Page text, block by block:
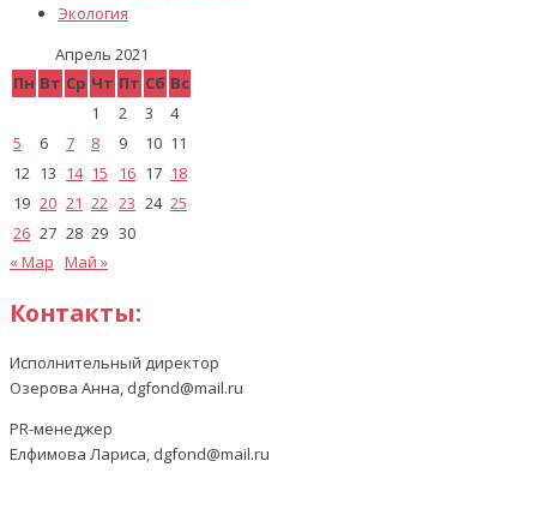
Экология
Апрель 2021
Пн Вт Ср Чт Пт Сб Вс
1
2 3
4
5
6 7 8 9 10 11
12 13 14 15 16 17 18
19 20 21 22 23 24 25
26 27 28 29 30
« Мар Май »
Контакты:
Исполнительный директор
Озерова Анна, dgfond@mail.ru
PR-менеджер
Елфимова Лариса, dgfond@mail.ru